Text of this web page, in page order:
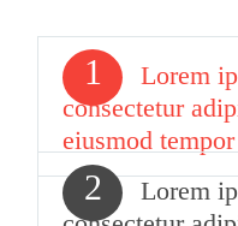
1
Lorem
consectetur
eiusmod
2
Lorem